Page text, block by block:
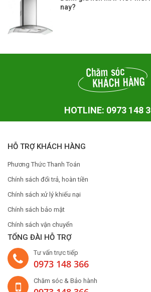
nay?
HOTLINE: 0973 148
HỖ TRỢ KHÁCH HÀNG
Phương Thức Thanh Toán
Chính sách đổi trả, hoàn tiền
Chính sách xử lý khiếu nại
Chính sách bảo mật
Chính sách vận chuyển
TỔNG ĐÀI HỖ TRỢ
Tư vấn trực tiếp
0973 148 366
Chăm sóc & Bảo hành